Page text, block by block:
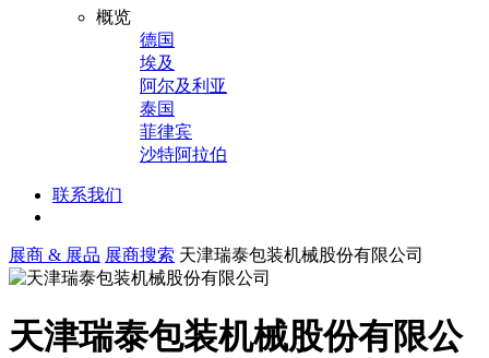
概览
德国
埃及
阿尔及利亚
泰国
菲律宾
沙特阿拉伯
联系我们
展商 & 展品 展商搜索 天津瑞泰包装机械股份有限公司
天津瑞泰包装机械股份有限公